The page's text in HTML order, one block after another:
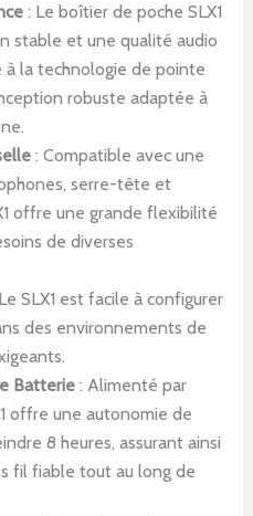
: Le boîtier de poche SLX1
stable et une qualité audio
à la technologie de pointe
robuste adaptée à
: Compatible avec une
serre-tête et
offre une grande flexibilité
de diverses
SLX1 est facile à configurer
des environnements de
Batterie: Alimenté par
offre une autonomie de
8 heures, assurant ainsi
fil fiable tout au long de